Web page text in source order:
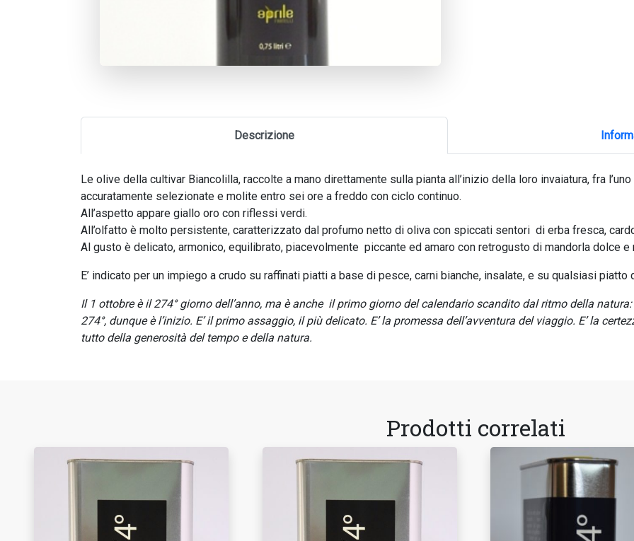
Descrizione
Le olive della cultivar Biancolilla, raccolte a mano direttamente sulla pianta all’inizio della loro invaiatura, fra
accuratamente selezionate e molite entro sei ore a freddo con ciclo continuo.
All’aspetto appare giallo oro con riflessi verdi.
All’olfatto è molto persistente, caratterizzato dal profumo netto di oliva con spiccati sentori di erba fresca,
Al gusto è delicato, armonico, equilibrato, piacevolmente piccante ed amaro con retrogusto di mandorla dolce e
E’ indicato per un impiego a crudo su raffinati piatti a base di pesce, carni bianche, insalate, e su qualsiasi piatto
Il 1 ottobre è il 274° giorno dell’anno, ma è anche il primo giorno del calendario scandito dal ritmo della
274°, dunque è l’inizio. E’ il primo assaggio, il più delicato. E’ la promessa dell’avventura del viaggio. E’ la
tutto della generosità del tempo e della natura.
Prodotti correlati